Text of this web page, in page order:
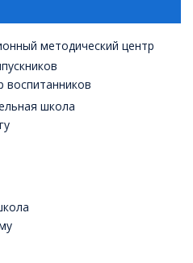
методический центр
воспитанников
школа